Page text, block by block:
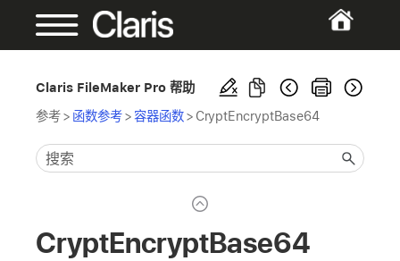
Claris FileMaker Pro 帮助
参考> 函数参考>容器函数 > CryptEncryptBase64
CryptEncryptBase64